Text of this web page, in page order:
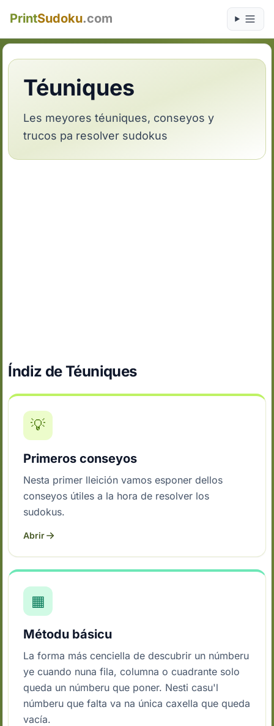
PrintSudoku.com
Téuniques
Les meyores téuniques, conseyos y
trucos pa resolver sudokus
Índiz de Téuniques
💡
Primeros conseyos
Nesta primer lleición vamos esponer dellos
conseyos útiles a la hora de resolver los
sudokus.
Abrir
▦
Métodu básicu
La forma más cenciella de descubrir un númberu
ye cuando nuna fila, columna o cuadrante solo
queda un númberu que poner. Nesti casu'l
númberu que falta va na única caxella que queda
vacía.